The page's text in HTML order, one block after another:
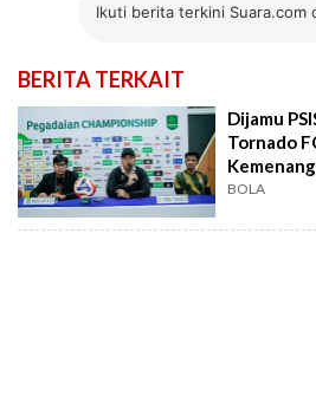
Ikuti berita terkini Suara.com
BERITA TERKAIT
Dijamu
Tornado
BOLA